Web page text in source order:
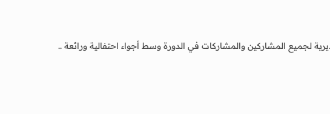
لجميع المشاركين والمشاركات في الدورة وسط أجواء احتفالية ورائعة ..